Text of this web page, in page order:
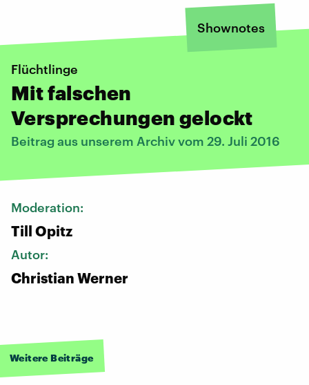
Shownotes
Flüchtlinge
Mit falschen
Versprechungen gelockt
Beitrag aus unserem Archiv vom 29. Juli 2016
Moderation:
Till Opitz
Autor:
Christian Werner
Weitere Beiträge